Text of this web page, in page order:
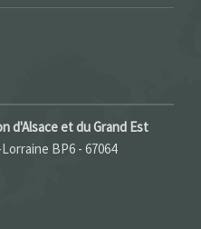
d'Alsace et du Grand Est
BP6 - 67064